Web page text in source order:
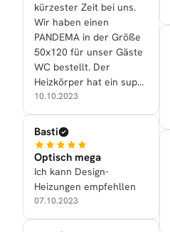
kürzester Zeit bei uns.
Wir haben einen
PANDEMA in der Größe
50x120 für unser Gäste
WC bestellt. Der
Heizkörper hat ein super
Design und die
Heizleistung ist mehr als
genügend! Danke an das
ganze Team!
10.10.2023
Basti
Optisch mega
Ich kann Design-
Heizungen empfehllen
07.10.2023